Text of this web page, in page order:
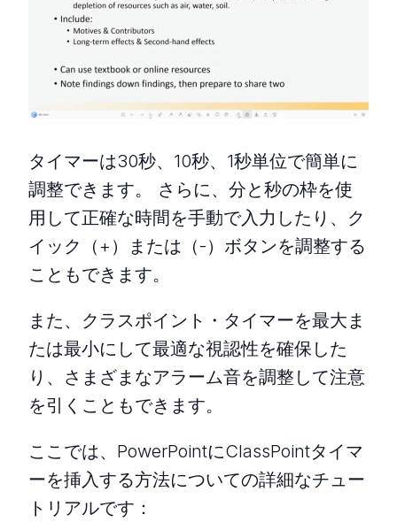
タイマーは30秒、10秒、1秒単位で簡単に
調整できます。 さらに、分と秒の枠を使
用して正確な時間を手動で入力したり、ク
イック（+）または（-）ボタンを調整する
こともできます。
また、クラスポイント・タイマーを最大ま
たは最小にして最適な視認性を確保した
り、さまざまなアラーム音を調整して注意
を引くこともできます。
ここでは、PowerPointにClassPointタイマ
ーを挿入する方法についての詳細なチュー
トリアルです：